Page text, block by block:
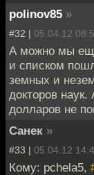
polinov85 »
#32 | 05.04.12
А можно мы
и списком
земных и
докторов
долларов не
Санек »
#33 | 05.04.12
Кому: pchela5,